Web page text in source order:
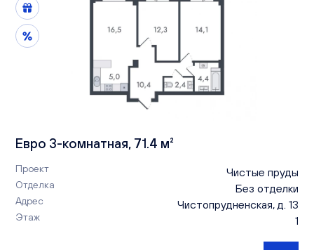
Евро 3-комнатная, 71.4 м²
Проект Чистые пруды
Отделка Без отделки
Адрес Чистопрудненская, д. 13
Этаж 1